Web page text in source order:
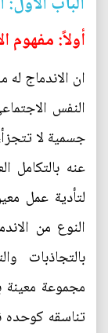
أولاً: مفهوم
ان الاندماج
النفس
جسمية لا
عنه
لتأدية عمل
النوع من
بالتجاذبات
مجموعة
تناسقه كوحده